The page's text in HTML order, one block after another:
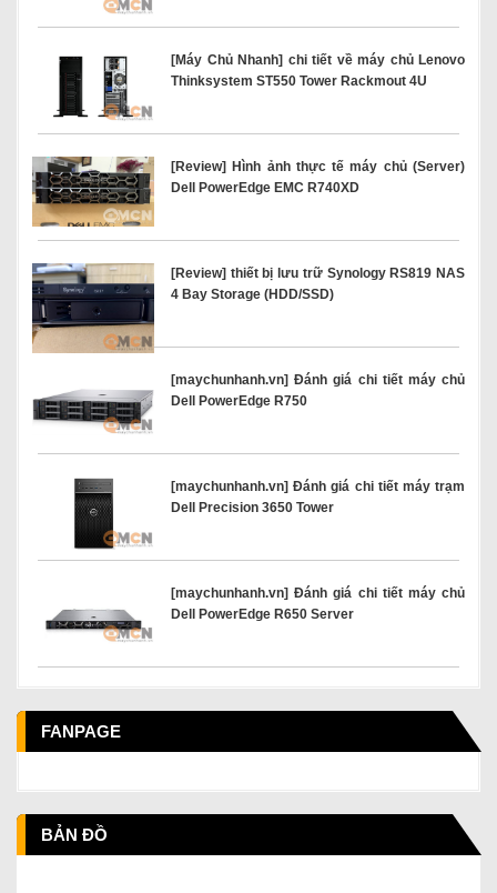
[Máy Chủ Nhanh] chi tiết về máy chủ Lenovo
Thinksystem ST550 Tower Rackmout 4U
[Review] Hình ảnh thực tế máy chủ (Server)
Dell PowerEdge EMC R740XD
[Review] thiết bị lưu trữ Synology RS819 NAS
4 Bay Storage (HDD/SSD)
[maychunhanh.vn] Đánh giá chi tiết máy chủ
Dell PowerEdge R750
[maychunhanh.vn] Đánh giá chi tiết máy trạm
Dell Precision 3650 Tower
[maychunhanh.vn] Đánh giá chi tiết máy chủ
Dell PowerEdge R650 Server
FANPAGE
BẢN ĐỒ